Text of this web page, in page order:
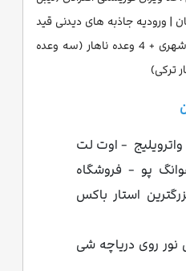
| ورودیه جاذبه های دیدنی قید
شده در برنامه سفر| 6 گشت شهری + 4 وعده ناهار (سه وعده
واترويليج - اوت لت
پو - فروشگاه
استار باکس
روی دریاچه شی